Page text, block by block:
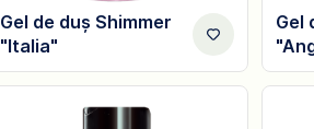
Gel de duș Shimmer
"Italia"
Gel